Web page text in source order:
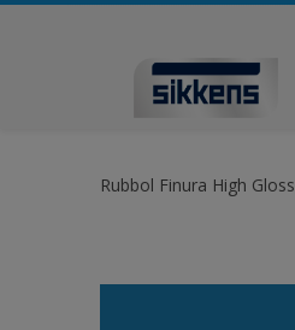
Rubbol Finura High Gloss